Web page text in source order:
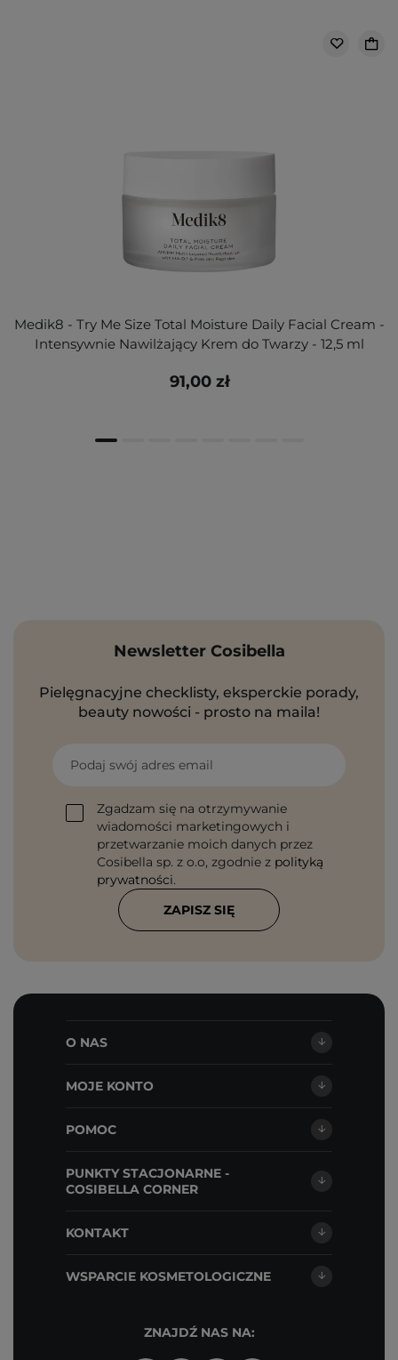
Medik8 - Try Me Size Total Moisture Daily Facial Cream -
Intensywnie Nawilżający Krem do Twarzy - 12,5 ml
91,00 zł
Newsletter Cosibella
Pielęgnacyjne checklisty, eksperckie porady,
beauty nowości - prosto na maila!
Podaj swój adres email
Zgadzam się na otrzymywanie
wiadomości marketingowych i
przetwarzanie moich danych przez
Cosibella sp. z o.o, zgodnie z polityką
prywatności.
ZAPISZ SIĘ
O NAS
MOJE KONTO
POMOC
PUNKTY STACJONARNE -
COSIBELLA CORNER
KONTAKT
WSPARCIE KOSMETOLOGICZNE
ZNAJDŹ NAS NA: